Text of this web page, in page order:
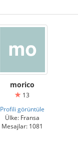
morico
13
Profili görüntüle
Ülke: Fransa
Mesajlar: 1081